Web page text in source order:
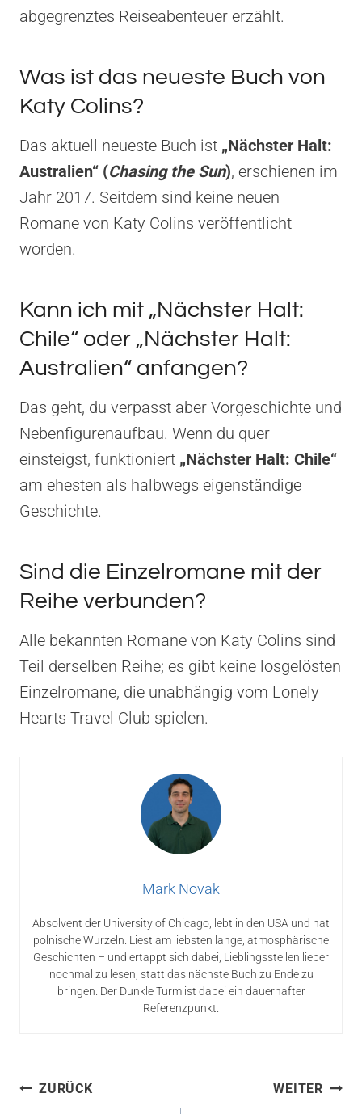
abgegrenztes Reiseabenteuer erzählt.
Was ist das neueste Buch von
Katy Colins?
Das aktuell neueste Buch ist „Nächster Halt:
Australien“ (Chasing the Sun), erschienen im
Jahr 2017. Seitdem sind keine neuen
Romane von Katy Colins veröffentlicht
worden.
Kann ich mit „Nächster Halt:
Chile“ oder „Nächster Halt:
Australien“ anfangen?
Das geht, du verpasst aber Vorgeschichte und
Nebenfigurenaufbau. Wenn du quer
einsteigst, funktioniert „Nächster Halt: Chile“
am ehesten als halbwegs eigenständige
Geschichte.
Sind die Einzelromane mit der
Reihe verbunden?
Alle bekannten Romane von Katy Colins sind
Teil derselben Reihe; es gibt keine losgelösten
Einzelromane, die unabhängig vom Lonely
Hearts Travel Club spielen.
Mark Novak
Absolvent der University of Chicago, lebt in den USA und hat
polnische Wurzeln. Liest am liebsten lange, atmosphärische
Geschichten – und ertappt sich dabei, Lieblingsstellen lieber
nochmal zu lesen, statt das nächste Buch zu Ende zu
bringen. Der Dunkle Turm ist dabei ein dauerhafter
Referenzpunkt.
Beitragsnavigation
ZURÜCK WEITER